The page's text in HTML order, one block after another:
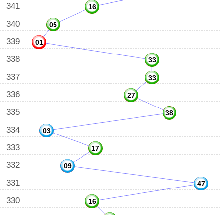
341 16
340 05
339 01
338 33
337 33
336 27
335 38
334 03
333 17
332 09
331 47
330 16